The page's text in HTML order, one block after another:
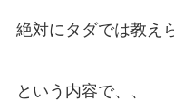
絶対にタダでは教え
という内容で、、